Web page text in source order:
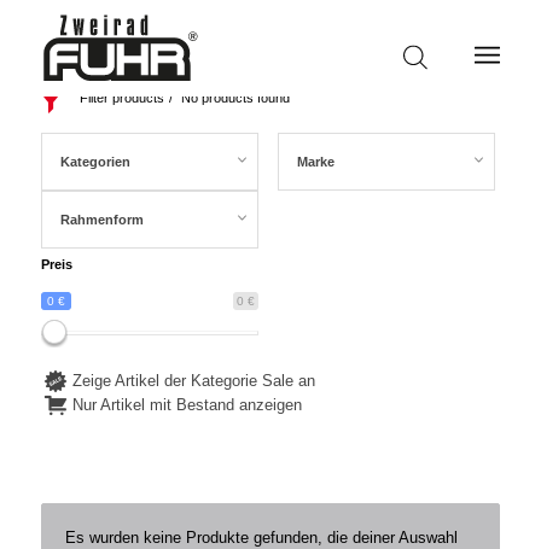
Filter products No products found
Kategorien Marke
Rahmenform
Preis
0 €
0 €
Zeige Artikel der Kategorie Sale an
Nur Artikel mit Bestand anzeigen
Es wurden keine Produkte gefunden, die deiner Auswahl